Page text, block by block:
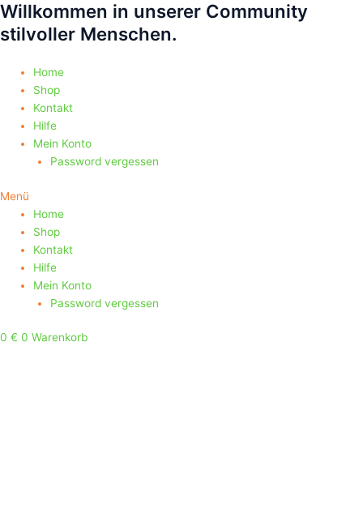
Zum
Inhalt
springen
Willkommen in unserer Community
stilvoller Menschen.
Home
Shop
Kontakt
Hilfe
Mein Konto
Password vergessen
Menü
Home
Shop
Kontakt
Hilfe
Mein Konto
Password vergessen
0 € 0 Warenkorb
Products
search
Products
search